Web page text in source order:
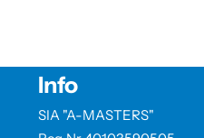
Info
SIA "A-MASTERS"